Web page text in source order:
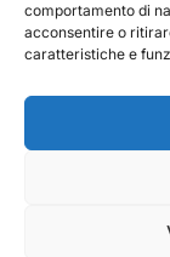
comportamento di
acconsentire o
caratteristiche e
@